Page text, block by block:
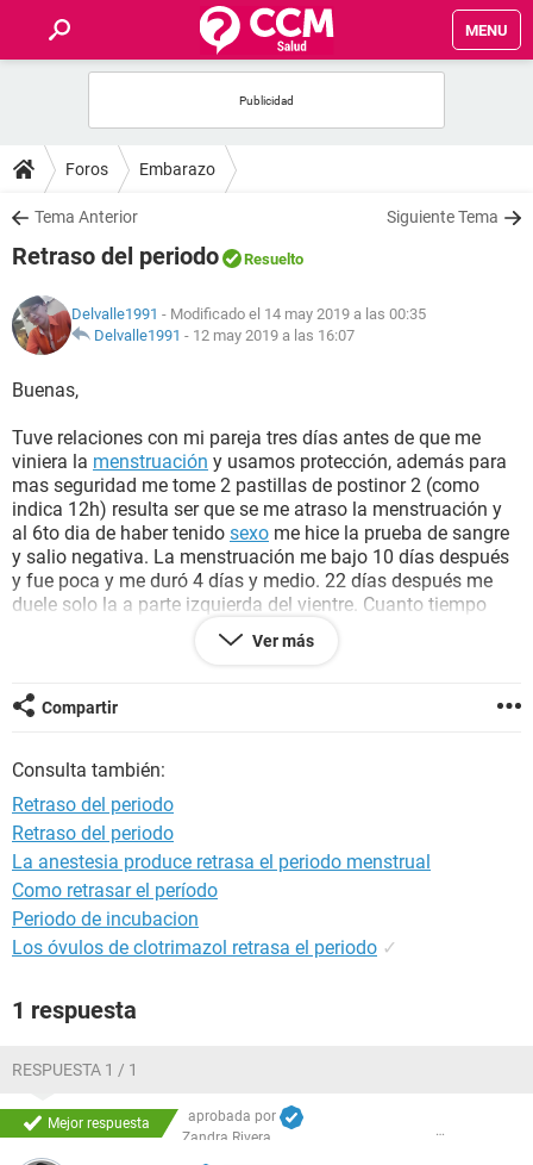
MENU
FOROS
SALUD
NUTRICIÓN
BIENESTAR
SEXUALIDAD
GLOSARIO
Foros Embarazo
Tema Anterior Siguiente Tema
Retraso del periodo Resuelto
Delvalle1991 - Modificado el 14 may 2019 a las 00:35
Delvalle1991 - 12 may 2019 a las 16:07
Buenas,
Tuve relaciones con mi pareja tres días antes de que me
viniera la menstruación y usamos protección, además para
mas seguridad me tome 2 pastillas de postinor 2 (como
indica 12h) resulta ser que se me atraso la menstruación y
al 6to dia de haber tenido sexo me hice la prueba de sangre
y salio negativa. La menstruación me bajo 10 días después
y fue poca y me duró 4 días y medio. 22 días después me
duele solo la a parte izquierda del vientre. Cuanto tiempo
debo esperar para realizar la prueba nuevamente. Es
necesaria decir que no me duelen los senos y que no tengo
Gracias
Ver más
Compartir
Consulta también:
Retraso del periodo
Retraso del periodo
La anestesia produce retrasa el periodo menstrual
Como retrasar el período
Periodo de incubacion
Los óvulos de clotrimazol retrasa el periodo ✓
1 respuesta
RESPUESTA 1 / 1
Mejor respuesta
aprobada por
Zandra Rivera